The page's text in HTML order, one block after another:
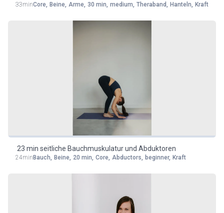
33minCore, Beine, Arme, 30 min, medium, Theraband, Hanteln, Kraft
23 min seitliche Bauchmuskulatur und Abduktoren
24min Bauch, Beine, 20 min, Core, Abductors, beginner, Kraft